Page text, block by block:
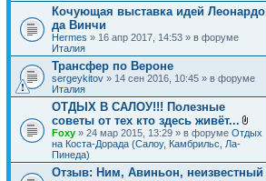
Кочующая выставка идей Леонардо
да Винчи
Hermes » 16 апр 2017, 14:53 » в форуме
Италия
Трансфер по Вероне
sergeykitov » 14 сен 2016, 10:45 » в форуме
Италия
ОТДЫХ В САЛОУ!!! Полезные
советы от тех кто здесь живёт...
В
л
ж
е
Foxy » 24 мар 2015, 13:29 » в форуме Отдых
на Коста-Дорада (Салоу, Камбрильс, Ла-
Пинеда)
Отзыв: Ним, Авиньон, неизвестный